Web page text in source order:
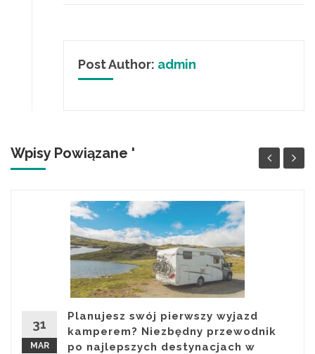
Post Author: admin
Wpisy Powiązane '
31
MAR
Planujesz swój pierwszy wyjazd
kamperem? Niezbędny przewodnik
po najlepszych destynacjach w